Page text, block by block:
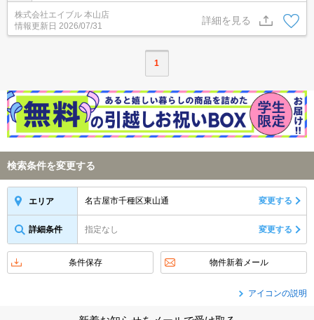
経済的な都市ガス使用。駅近。室内に洗濯機置場あり。エアコン付
き。人気のエリアです。ぜひお問合せください。
株式会社エイブル 本山店
情報更新日 2026/07/31
詳細を見る
1
検索条件を変更する
エリア 名古屋市千種区東山通 変更する
詳細条件 指定なし 変更する
条件保存 物件新着メール
アイコンの説明